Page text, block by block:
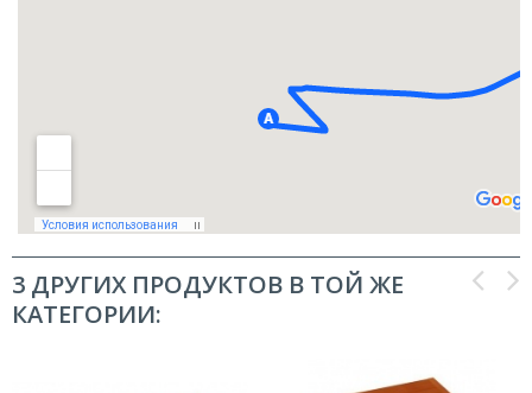
3 ДРУГИХ ПРОДУКТОВ В ТОЙ ЖЕ
КАТЕГОРИИ: